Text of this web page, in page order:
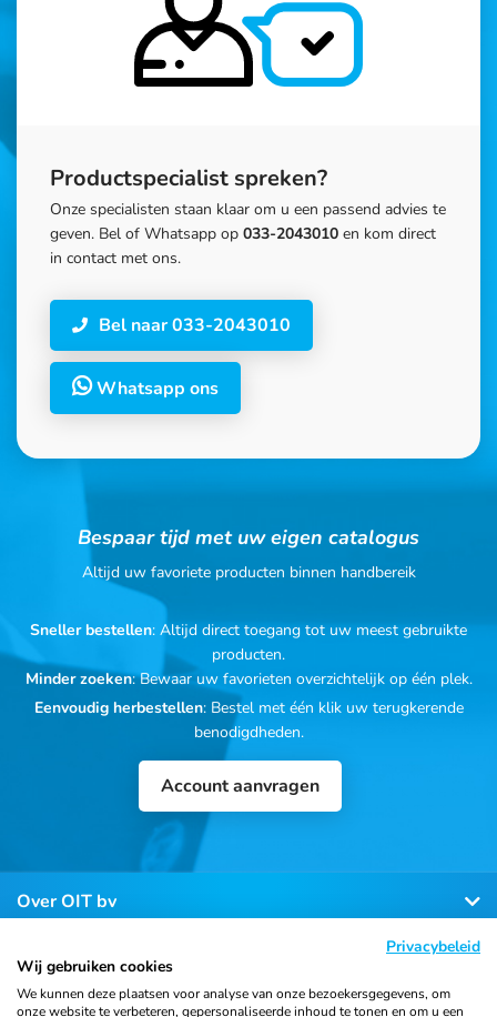
Productspecialist spreken?
Onze specialisten staan klaar om u een passend advies te
geven. Bel of Whatsapp op 033-2043010 en kom direct
in contact met ons.
Bel naar 033-2043010
Whatsapp ons
Bespaar tijd met uw eigen catalogus
Altijd uw favoriete producten binnen handbereik
Sneller bestellen: Altijd direct toegang tot uw meest gebruikte
producten.
Minder zoeken: Bewaar uw favorieten overzichtelijk op één plek.
Eenvoudig herbestellen: Bestel met één klik uw terugkerende
benodigdheden.
Account aanvragen
Over OIT bv
Klantenservice
Privacybeleid
Wij gebruiken cookies
We kunnen deze plaatsen voor analyse van onze bezoekersgegevens, om
onze website te verbeteren, gepersonaliseerde inhoud te tonen en om u een